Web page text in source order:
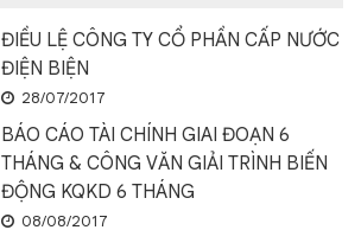
ĐIỀU LỆ CÔNG TY CỔ PHẦN CẤP NƯỚC
ĐIỆN BIỆN
28/07/2017
BÁO CÁO TÀI CHÍNH GIAI ĐOẠN 6
THÁNG & CÔNG VĂN GIẢI TRÌNH BIẾN
ĐỘNG KQKD 6 THÁNG
08/08/2017